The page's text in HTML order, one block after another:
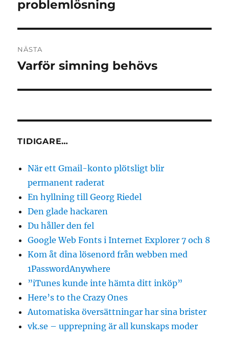
inlägg:
problemlösning
NÄSTA
Nästa
Varför simning behövs
TIDIGARE…
När ett Gmail-konto plötsligt blir
permanent raderat
En hyllning till Georg Riedel
Den glade hackaren
Du håller den fel
Google Web Fonts i Internet Explorer 7 och 8
Kom åt dina lösenord från webben med
1PasswordAnywhere
”iTunes kunde inte hämta ditt inköp”
Here’s to the Crazy Ones
Automatiska översättningar har sina brister
vk.se – upprepning är all kunskaps moder